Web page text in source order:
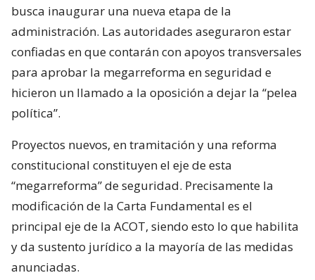
busca inaugurar una nueva etapa de la
administración. Las autoridades aseguraron estar
confiadas en que contarán con apoyos transversales
para aprobar la megarreforma en seguridad e
hicieron un llamado a la oposición a dejar la “pelea
política”.
Proyectos nuevos, en tramitación y una reforma
constitucional constituyen el eje de esta
“megarreforma” de seguridad. Precisamente la
modificación de la Carta Fundamental es el
principal eje de la ACOT, siendo esto lo que habilita
y da sustento jurídico a la mayoría de las medidas
anunciadas.